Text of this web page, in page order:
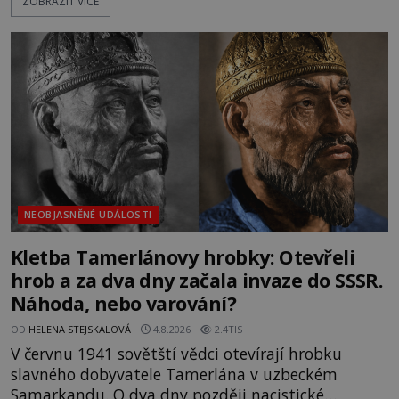
nich se usídlí na jedné z věží slavného hradu
mezi vůdce protihusitského boje. Za manželku má
skutečně jistou
NEOBJASNĚNÉ UDÁLOSTI
Kletba Tamerlánovy hrobky: Otevřeli
hrob a za dva dny začala invaze do SSSR.
Náhoda, nebo varování?
OD HELENA STEJSKALOVÁ 4.8.2026 2.4TIS
V červnu 1941 sovětští vědci otevírají hrobku
slavného dobyvatele Tamerlána v uzbeckém
Samarkandu. O dva dny později nacistické